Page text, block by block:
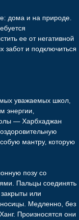
дома и на природе.
ее от негативной
забот и подключиться
уважаемых школ,
энергии,
— Харбхаджан
мантру, которую
позу со
Пальцы соединять
или
Медленно, без
Произносятся они